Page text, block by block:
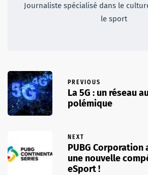
Journaliste spécialisé dans le
le sport
PREVIOUS
La 5G : un réseau
polémique
NEXT
PUBG Corporation
une nouvelle
eSport !